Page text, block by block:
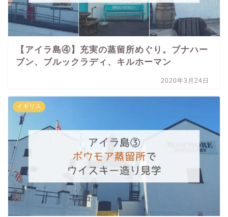
【アイラ島④】充実の蒸留所めぐり。ブナハー
ブン、ブルックラディ、キルホーマン
2020年3月24日
イギリス